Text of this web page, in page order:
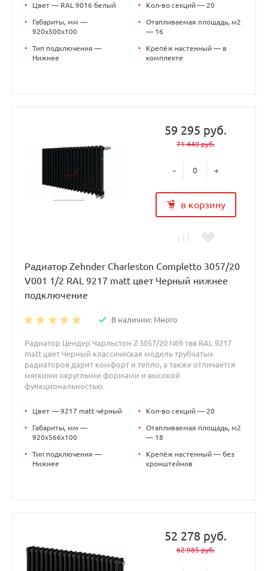
• Цвет — RAL 9016 белый
•
Габариты, мм —
920x500x100
•
Тип подключения —
Нижнее
• Кол-во секций — 20
•
Отапливаемая площадь, м2
— 16
•
Крепёж настенный — в
комплекте
59 295 руб.
71 440 руб.
- +
в корзину
Радиатор Zehnder Charleston Completto 3057/20
V001 1/2 RAL 9217 matt цвет Черный нижнее
подключение
В наличии: Много
Радиатор Цендер Чарльстон Z-3057/20 N69 твв RAL 9217
matt цвет Черный классическая модель трубчатых
радиаторов дарит комфорт и тепло, а также отличается
мягкими округлыми формами и высокой
функциональностью.
• Цвет — 9217 matt чёрный
•
Габариты, мм —
920x566x100
•
Тип подключения —
Нижнее
• Кол-во секций — 20
•
Отапливаемая площадь, м2
— 18
•
Крепёж настенный — без
кронштейнов
52 278 руб.
62 985 руб.